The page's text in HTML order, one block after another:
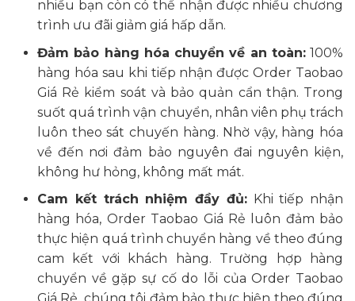
nhiều bạn còn có thể nhận được nhiều chương
trình ưu đãi giảm giá hấp dẫn.
Đảm bảo hàng hóa chuyển về an toàn:100%
hàng hóa sau khi tiếp nhận được Order Taobao
Giá Rẻ kiểm soát và bảo quản cẩn thận. Trong
suốt quá trình vận chuyển, nhân viên phụ trách
luôn theo sát chuyến hàng. Nhờ vậy, hàng hóa
về đến nơi đảm bảo nguyên đai nguyên kiện,
không hư hỏng, không mất mát.
Cam kết trách nhiệm đầy đủ:Khi tiếp nhận
hàng hóa, Order Taobao Giá Rẻ luôn đảm bảo
thực hiện quá trình chuyển hàng về theo đúng
cam kết với khách hàng. Trường hợp hàng
chuyển về gặp sự cố do lỗi của Order Taobao